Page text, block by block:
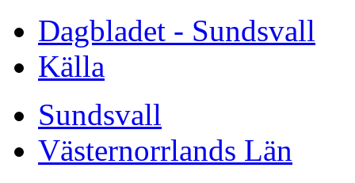
Dagbladet - Sundsvall
Källa
Sundsvall
Västernorrlands Län